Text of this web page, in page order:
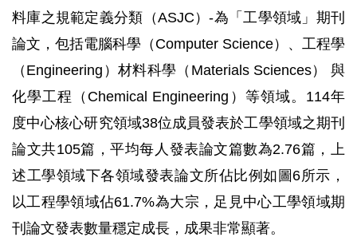
料庫之規範定義分類（ASJC）-為「工學領域」期刊
論文，包括電腦科學（Computer Science）、工程學
（Engineering）材料科學（Materials Sciences） 與
化學工程（Chemical Engineering）等領域。114年
度中心核心研究領域38位成員發表於工學領域之期刊
論文共105篇，平均每人發表論文篇數為2.76篇，上
述工學領域下各領域發表論文所佔比例如圖6所示，
以工程學領域佔61.7%為大宗，足見中心工學領域期
刊論文發表數量穩定成長，成果非常顯著。